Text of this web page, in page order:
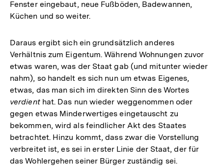
Fenster eingebaut, neue Fußböden, Badewannen,
Küchen und so weiter.
Daraus ergibt sich ein grundsätzlich anderes
Verhältnis zum Eigentum. Während Wohnungen zuvor
etwas waren, was der Staat gab (und mitunter wieder
nahm), so handelt es sich nun um etwas Eigenes,
etwas, das man sich im direkten Sinn des Wortes
verdienthat. Das nun wieder weggenommen oder
gegen etwas Minderwertiges eingetauscht zu
bekommen, wird als feindlicher Akt des Staates
betrachtet. Hinzu kommt, dass zwar die Vorstellung
verbreitet ist, es sei in erster Linie der Staat, der für
das Wohlergehen seiner Bürger zuständig sei.